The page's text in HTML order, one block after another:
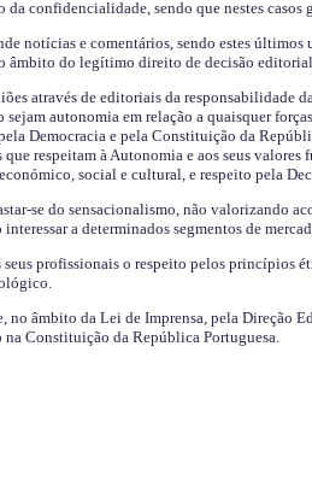
da confidencialidade, sendo que nestes
notícias e comentários, sendo estes
âmbito do legítimo direito de decisão
através de editoriais da responsabilidade
autonomia em relação a quaisquer
Democracia e pela Constituição da
respeitam à Autonomia e aos seus
social e cultural, e respeito pela
se do sensacionalismo, não valorizando
interessar a determinados segmentos de
seus profissionais o respeito pelos princípios
no âmbito da Lei de Imprensa, pela Direção
Constituição da República Portuguesa.